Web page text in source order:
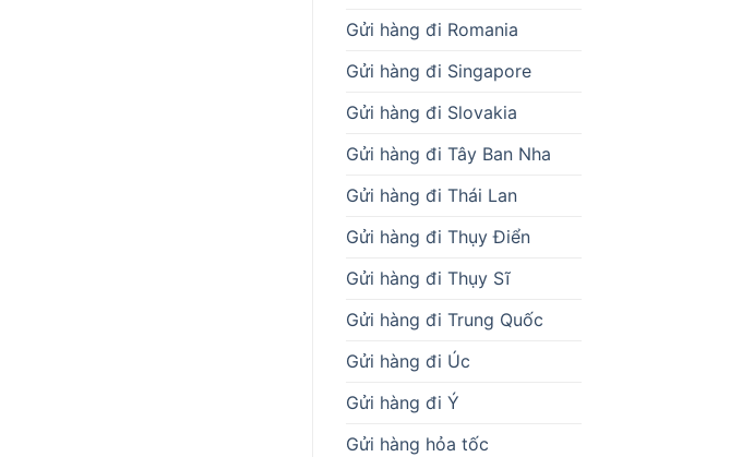
Gửi hàng đi Romania
Gửi hàng đi Singapore
Gửi hàng đi Slovakia
Gửi hàng đi Tây Ban Nha
Gửi hàng đi Thái Lan
Gửi hàng đi Thụy Điển
Gửi hàng đi Thụy Sĩ
Gửi hàng đi Trung Quốc
Gửi hàng đi Úc
Gửi hàng đi Ý
Gửi hàng hỏa tốc